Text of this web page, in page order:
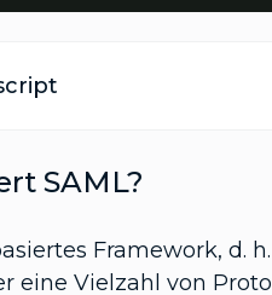
SAML?
Framework, d.
eine Vielzahl von